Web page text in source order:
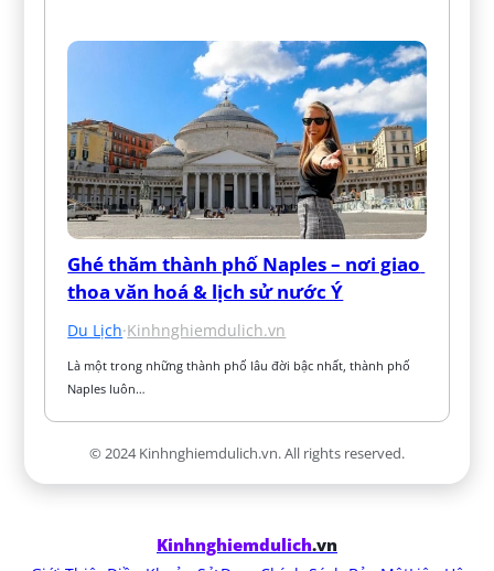
Ghé thăm thành phố Naples – nơi giao
thoa văn hoá & lịch sử nước Ý
Du Lịch·Kinhnghiemdulich.vn
Là một trong những thành phố lâu đời bậc nhất, thành phố
Naples luôn…
© 2024 Kinhnghiemdulich.vn. All rights reserved.
Kinhnghiemdulich.vn